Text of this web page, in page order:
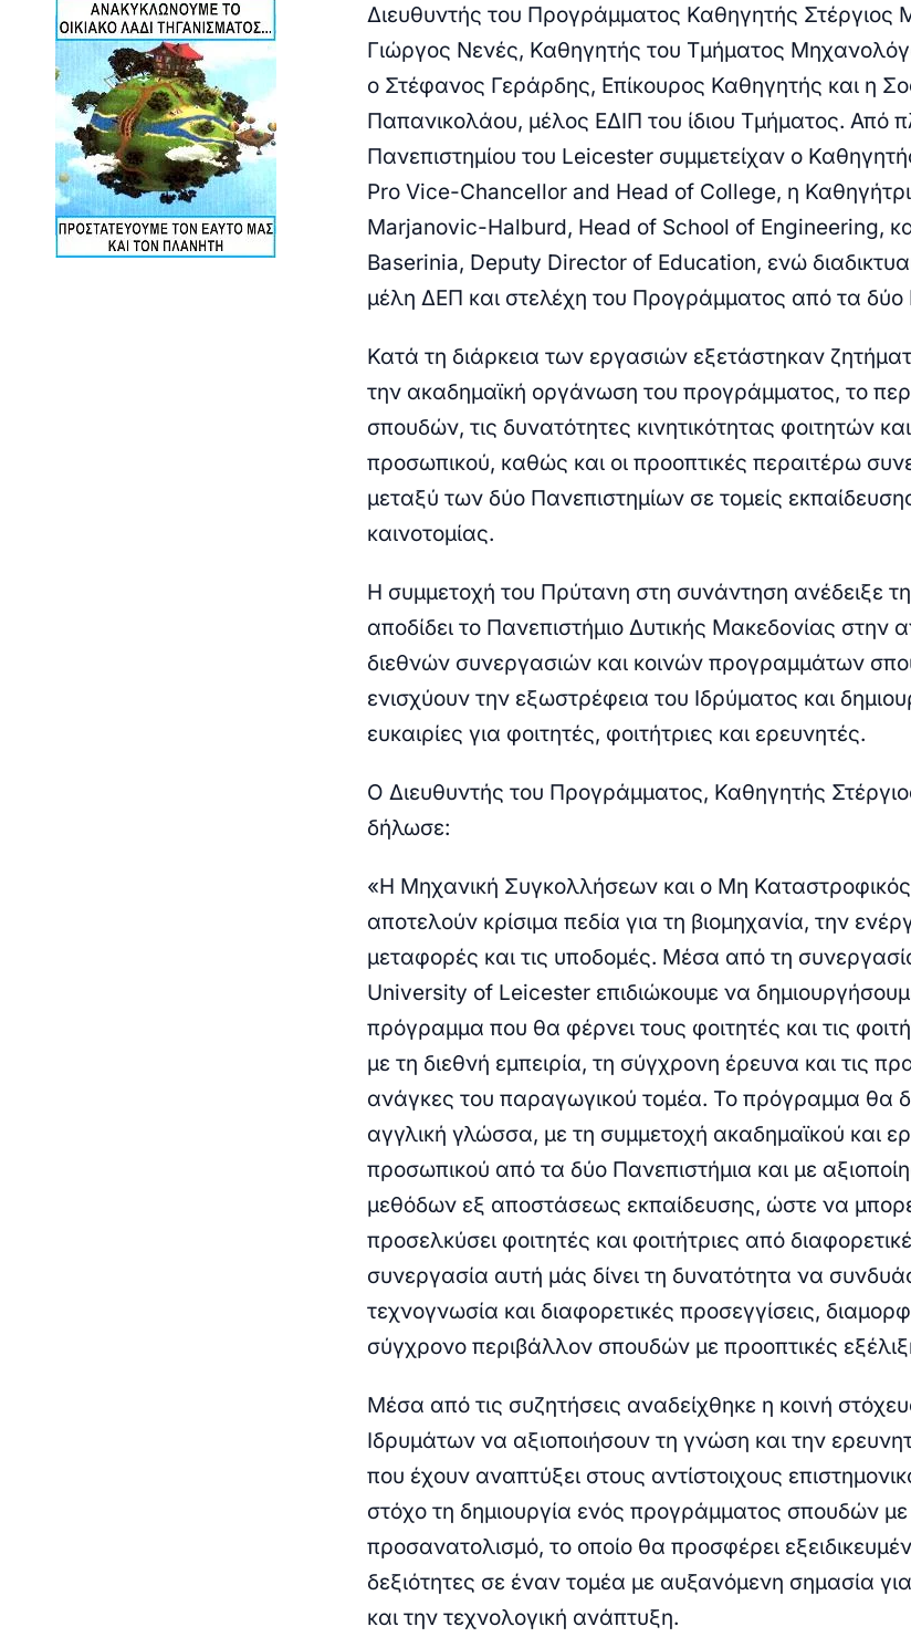
Διευθυντής του Προγράμματος Καθηγητής
Γιώργος Νενές, Καθηγητής του Τμήματος
ο Στέφανος Γεράρδης, Επίκουρος Καθηγητής και η
Παπανικολάου, μέλος ΕΔΙΠ του ίδιου Τμήματος. Από
Πανεπιστημίου του Leicester συμμετείχαν ο
Pro Vice-Chancellor and Head of College, η
Marjanovic-Halburd, Head of School of Engineering,
Baserinia, Deputy Director of Education, ενώ
μέλη ΔΕΠ και στελέχη του Προγράμματος από τα δύο
Κατά τη διάρκεια των εργασιών εξετάστηκαν
την ακαδημαϊκή οργάνωση του προγράμματος, το
σπουδών, τις δυνατότητες κινητικότητας φοιτητών
προσωπικού, καθώς και οι προοπτικές περαιτέρω
μεταξύ των δύο Πανεπιστημίων σε τομείς
καινοτομίας.
Η συμμετοχή του Πρύτανη στη συνάντηση ανέδειξε
αποδίδει το Πανεπιστήμιο Δυτικής Μακεδονίας στην
διεθνών συνεργασιών και κοινών προγραμμάτων
ενισχύουν την εξωστρέφεια του Ιδρύματος και
ευκαιρίες για φοιτητές, φοιτήτριες και ερευνητές.
Ο Διευθυντής του Προγράμματος, Καθηγητής
δήλωσε:
«Η Μηχανική Συγκολλήσεων και ο Μη
αποτελούν κρίσιμα πεδία για τη βιομηχανία, την
μεταφορές και τις υποδομές. Μέσα από τη
University of Leicester επιδιώκουμε να
πρόγραμμα που θα φέρνει τους φοιτητές και τις
με τη διεθνή εμπειρία, τη σύγχρονη έρευνα και τις
ανάγκες του παραγωγικού τομέα. Το πρόγραμμα θα
αγγλική γλώσσα, με τη συμμετοχή ακαδημαϊκού και
προσωπικού από τα δύο Πανεπιστήμια και με
μεθόδων εξ αποστάσεως εκπαίδευσης, ώστε να
προσελκύσει φοιτητές και φοιτήτριες από
συνεργασία αυτή μάς δίνει τη δυνατότητα να
τεχνογνωσία και διαφορετικές προσεγγίσεις,
σύγχρονο περιβάλλον σπουδών με προοπτικές
Μέσα από τις συζητήσεις αναδείχθηκε η κοινή
Ιδρυμάτων να αξιοποιήσουν τη γνώση και την
που έχουν αναπτύξει στους αντίστοιχους
στόχο τη δημιουργία ενός προγράμματος σπουδών με
προσανατολισμό, το οποίο θα προσφέρει
δεξιότητες σε έναν τομέα με αυξανόμενη σημασία
και την τεχνολογική ανάπτυξη.